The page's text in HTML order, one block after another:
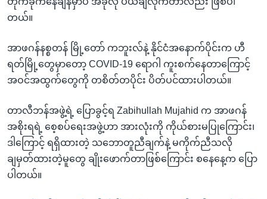
တယ်။
အာဖဂန်နစ္စတန် မြို့တော် ကဘူးလ်နဲ့ နိုင်ငံအနောက်ပိုင်းက ဟီ
ရတ်မြို့တွေမှာတော့ COVID-19 ရောဂါ ကူးစက်နေတာကြောင့်
အဝင်အထွက်တွေကို တစိတ်တပိုင်း ပိတ်ပင်ထားပါတယ်။
တာလီဘန်အဖွဲ့ရဲ့ ပြောခွင့်ရ Zabihullah Mujahid က အာဖဂန်
အစိုးရရဲ့ စေ့စပ်ရေးအဖွဲ့ဟာ အားလုံးကို ကိုယ်စားမပြုကြောင်း၊
ဒါကြောင့် ရရှိထားတဲ့ သဘောတူညီချက်နဲ့ မကိုက်ညီသလို
ချမှတ်ထားတဲ့မူတွေ ချိုးဖောက်တာဖြစ်ကြောင်း စနေနေ့က ပြော
ပါတယ်။